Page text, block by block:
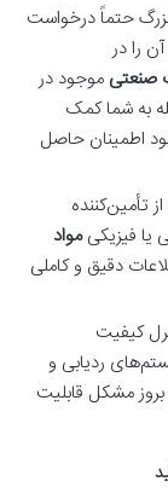
حتماً درخواست
را در
صنعتی موجود در
به شما کمک
اطمینان حاصل
از تأمین‌کننده
یا فیزیکیمواد
دقیق و کاملی
کیفیت
ردیابی و
مشکل قابلیت